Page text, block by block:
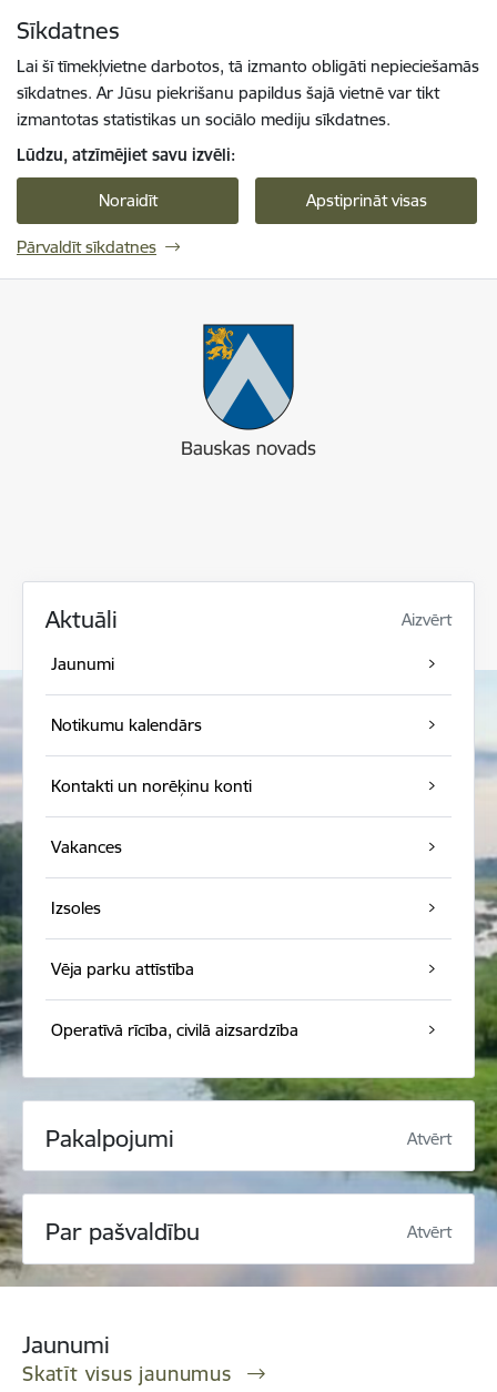
Sīkdatnes
Lai šī tīmekļvietne darbotos, tā izmanto obligāti nepieciešamās
sīkdatnes. Ar Jūsu piekrišanu papildus šajā vietnē var tikt
izmantotas statistikas un sociālo mediju sīkdatnes.
Lūdzu, atzīmējiet savu izvēli:
Noraidīt Apstiprināt visas
Pārvaldīt sīkdatnes
Aktuāli Aizvērt
Jaunumi
Notikumu kalendārs
Kontakti un norēķinu konti
Vakances
Izsoles
Vēja parku attīstība
Operatīvā rīcība, civilā aizsardzība
Pakalpojumi Atvērt
Par pašvaldību Atvērt
Jaunumi
Skatīt visus jaunumus